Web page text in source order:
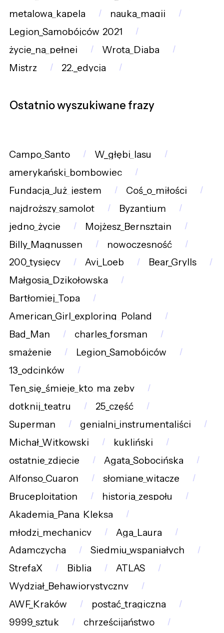
metalowa_kapela
nauka_magii
Legion_Samobójców_2021
życie_na_pełnej
Wrota_Diaba
Mistrz
22._edycja
Ostatnio wyszukiwane frazy
Campo_Santo
W_głębi_lasu
amerykański_bombowiec
Fundacja_Już_jestem
Coś_o_miłości
najdroższy_samolot
Byzantium
jedno_życie
Mojżesz_Bernsztajn
Billy_Magnussen
nowoczesność
200_tysięcy
Avi_Loeb
Bear_Grylls
Małgosia_Dzikołowska
Bartłomiej_Topa
American_Girl_exploring_Poland
Bad_Man
charles_forsman
smażenie
Legion_Samobójców
13_odcinków
Ten_się_śmieje_kto_ma_zęby
dotknij_teatru
25_część
Superman
genialni_instrumentaliści
Michał_Witkowski
kukliński
ostatnie_zdjęcie
Agata_Sobocińska
Alfonso_Cuaron
słomiane_witacze
Bruceploitation
historia_zespołu
Akademia_Pana_Kleksa
młodzi_mechanicy
Aga_Laura
Adamczycha
Siedmiu_wspaniałych
StrefaX
Biblia
ATLAS
Wydział_Behawiorystyczny
AWF_Kraków
postać_tragiczna
9999_sztuk
chrześcijaństwo